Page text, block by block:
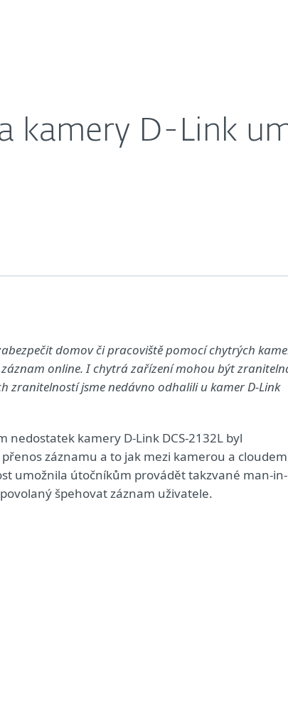
kamery D-Link
domov či pracoviště pomocí chytrých
online. I chytrá zařízení mohou být
zranitelností jsme nedávno odhalili u kamer D-Link
nedostatek kamery D-Link DCS-2132L byl
záznamu a to jak mezi kamerou a
umožnila útočníkům provádět takzvané man-in-
špehovat záznam uživatele.